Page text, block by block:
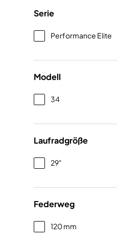
Serie
Performance Elite
Modell
34
Laufradgröße
29"
Federweg
120 mm